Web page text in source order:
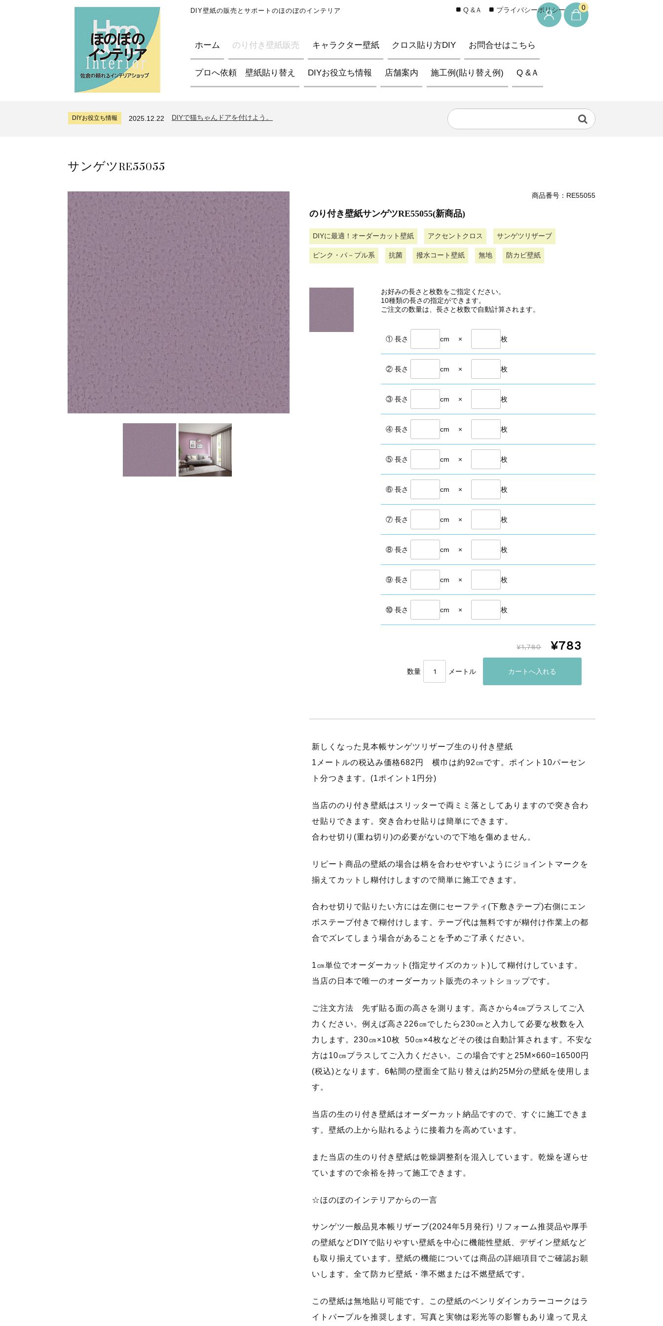
DIY壁紙の販売とサポートのほのぼのインテリア 0
ホーム のり付き壁紙販売 キャラクター壁紙 クロス貼り方DIY お問合せはこちら
プロへ依頼 壁紙貼り替え DIYお役立ち情報 店舗案内 施工例(貼り替え例) Q &Ａ
Q &Ａ プライバシーポリシー
DIYお役立ち情報 2024.7.11
DIYお役立ち情報 2025.12.22 DIYで猫ちゃんドアを付けよう。
DIYお役立ち情報 2024.7.11
サンゲツRE55055
商品番号：RE55055
のり付き壁紙サンゲツRE55055(新商品)
DIYに最適！オーダーカット壁紙 アクセントクロス サンゲツリザーブ
ピンク・パ－プル系 抗菌 撥水コート壁紙 無地 防カビ壁紙
お好みの長さと枚数をご指定ください。
10種類の長さの指定ができます。
ご注文の数量は、長さと枚数で自動計算されます。
① 長さ cm × 枚
② 長さ cm × 枚
③ 長さ cm × 枚
④ 長さ cm × 枚
⑤ 長さ cm × 枚
⑥ 長さ cm × 枚
⑦ 長さ cm × 枚
⑧ 長さ cm × 枚
⑨ 長さ cm × 枚
⑩ 長さ cm × 枚
¥1,780 ¥783
数量 メートル
新しくなった見本帳サンゲツリザーブ生のり付き壁紙
1メートルの税込み価格682円 横巾は約92㎝です。ポイント10パーセン
ト分つきます。(1ポイント1円分)
当店ののり付き壁紙はスリッターで両ミミ落としてありますので突き合わ
せ貼りできます。突き合わせ貼りは簡単にできます。
合わせ切り(重ね切り)の必要がないので下地を傷めません。
リピート商品の壁紙の場合は柄を合わせやすいようにジョイントマークを
揃えてカットし糊付けしますので簡単に施工できます。
合わせ切りで貼りたい方には左側にセーフティ(下敷きテープ)右側にエン
ボステープ付きで糊付けします。テープ代は無料ですが糊付け作業上の都
合でズレてしまう場合があることを予めご了承ください。
1㎝単位でオーダーカット(指定サイズのカット)して糊付けしています。
当店の日本で唯一のオーダーカット販売のネットショップです。
ご注文方法 先ず貼る面の高さを測ります。高さから4㎝プラスしてご入
力ください。例えば高さ226㎝でしたら230㎝と入力して必要な枚数を入
力します。230㎝×10枚 50㎝×4枚などその後は自動計算されます。不安な
方は10㎝プラスしてご入力ください。この場合ですと25M×660=16500円
(税込)となります。6帖間の壁面全て貼り替えは約25M分の壁紙を使用しま
す。
当店の生のり付き壁紙はオーダーカット納品ですので、すぐに施工できま
す。壁紙の上から貼れるように接着力を高めています。
また当店の生のり付き壁紙は乾燥調整剤を混入しています。乾燥を遅らせ
ていますので余裕を持って施工できます。
☆ほのぼのインテリアからの一言
サンゲツ一般品見本帳リザーブ(2024年5月発行) リフォーム推奨品や厚手
の壁紙などDIYで貼りやすい壁紙を中心に機能性壁紙、デザイン壁紙など
も取り揃えています。壁紙の機能については商品の詳細項目でご確認お願
いします。全て防カビ壁紙・準不燃または不燃壁紙です。
この壁紙は無地貼り可能です。この壁紙のベンリダインカラーコークはラ
イトパープルを推奨します。写真と実物は彩光等の影響もあり違って見え